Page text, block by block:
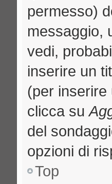
permesso)
messaggio,
vedi,
inserire un
(per inserire
clicca su
del
opzioni di
Top